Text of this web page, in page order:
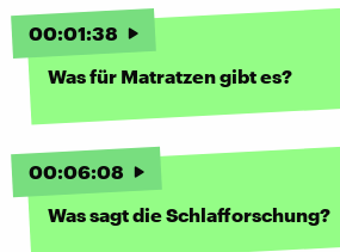
00:01:38
Was für Matratzen gibt es?
00:06:08
Was sagt die Schlafforschung?